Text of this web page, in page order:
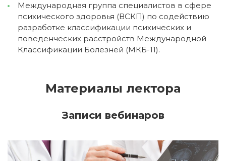
Международная группа специали­стов в сфере
психического здоровья (ВСКП) по со­действию
разработке классификации психических и
поведенческих расстройств Международной
Классификации Болезней (МКБ-11).
Материалы лектора
Записи вебинаров